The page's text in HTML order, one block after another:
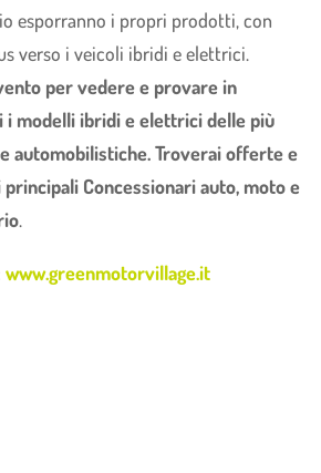
esporranno i propri prodotti, con
verso i veicoli ibridi e elettrici.
per vedere e provare in
modelli ibridi e elettrici delle più
automobilistiche. Troverai offerte e
Concessionari auto, moto e
.
www.greenmotorvillage.it